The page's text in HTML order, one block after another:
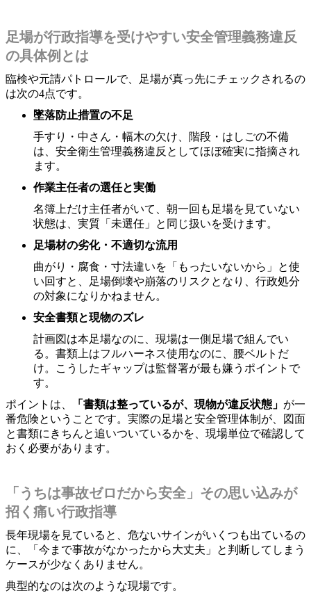
足場が行政指導を受けやすい安全管理義務違反
の具体例とは
臨検や元請パトロールで、足場が真っ先にチェックされるの
は次の4点です。
墜落防止措置の不足
手すり・中さん・幅木の欠け、階段・はしごの不備
は、安全衛生管理義務違反としてほぼ確実に指摘され
ます。
作業主任者の選任と実働
名簿上だけ主任者がいて、朝一回も足場を見ていない
状態は、実質「未選任」と同じ扱いを受けます。
足場材の劣化・不適切な流用
曲がり・腐食・寸法違いを「もったいないから」と使
い回すと、足場倒壊や崩落のリスクとなり、行政処分
の対象になりかねません。
安全書類と現物のズレ
計画図は本足場なのに、現場は一側足場で組んでい
る。書類上はフルハーネス使用なのに、腰ベルトだ
け。こうしたギャップは監督署が最も嫌うポイントで
す。
ポイントは、
「書類は整っているが、現物が違反状態」 が一
番危険ということです。実際の足場と安全管理体制が、図面
と書類にきちんと追いついているかを、現場単位で確認して
おく必要があります。
「うちは事故ゼロだから安全」その思い込みが
招く痛い行政指導
長年現場を見ていると、危ないサインがいくつも出ているの
に、「今まで事故がなかったから大丈夫」と判断してしまう
ケースが少なくありません。
典型的なのは次のような現場です。